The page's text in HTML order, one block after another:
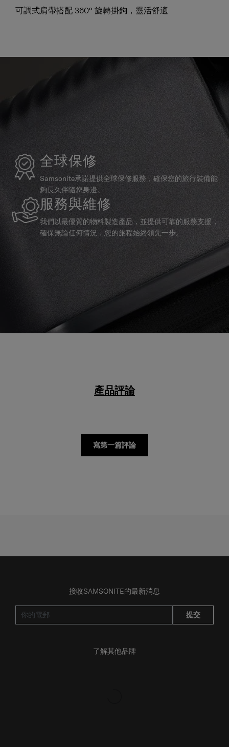
可調式肩帶搭配 360° 旋轉掛鉤，靈活舒適
全球保修
Samsonite承諾提供全球保修服務，確保您的旅行裝備能
夠長久伴隨您身邊。
服務與維修
我們以最優質的物料製造產品，並提供可靠的服務支援，
確保無論任何情況，您的旅程始終領先一步。
產品評論
寫第一篇評論
接收SAMSONITE的最新消息
提交
了解其他品牌